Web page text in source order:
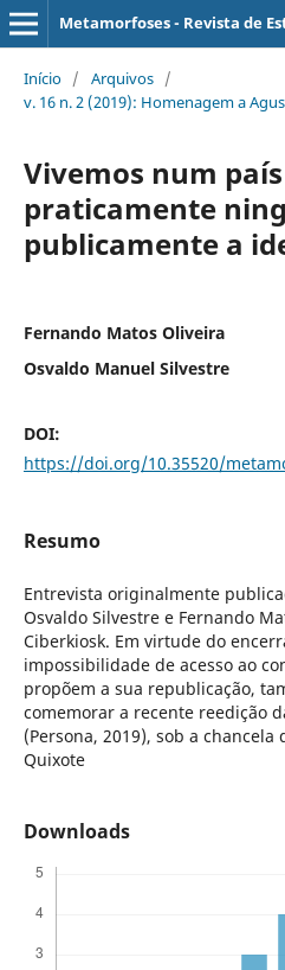
Início / Arquivos /
v. 16 n. 2 (2019): Homenagem a
Vivemos num
praticamente
publicamente a
Fernando Matos Oliveira
Osvaldo Manuel Silvestre
DOI:
https://doi.org/10.35520/
Resumo
Entrevista originalmente
Osvaldo Silvestre e Fernando
Ciberkiosk. Em virtude do
impossibilidade de acesso ao
propõem a sua republicação,
comemorar a recente reedição
(Persona, 2019), sob a chancela
Quixote
Downloads